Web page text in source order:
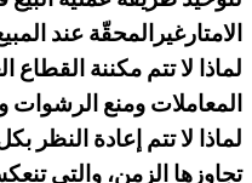
الامتارغيرالمحقّة عند
لماذا لا تتم مكننة
المعاملات ومنع
لماذا لا تتم إعادة النظر
تجاوزها الزمن، والتي